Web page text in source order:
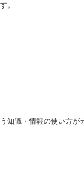
。
知識・情報の使い方が